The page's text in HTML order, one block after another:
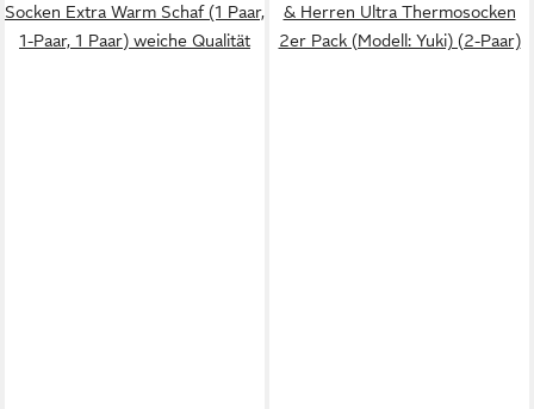
Socken Extra Warm Schaf (1 Paar,
1-Paar, 1 Paar) weiche Qualität
& Herren Ultra Thermosocken
2er Pack (Modell: Yuki) (2-Paar)